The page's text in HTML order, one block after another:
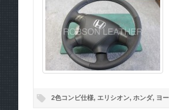
2色コンビ仕様, エリシオン, ホンダ, ヨ